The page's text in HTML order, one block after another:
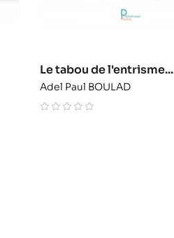
Le tabou de l'entrisme...
Adel Paul BOULAD